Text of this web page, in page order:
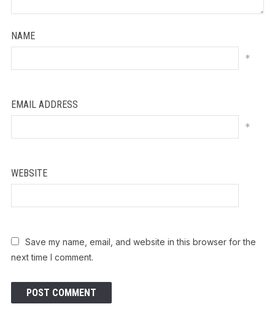
NAME
*
EMAIL ADDRESS
*
WEBSITE
Save my name, email, and website in this browser for the
next time I comment.